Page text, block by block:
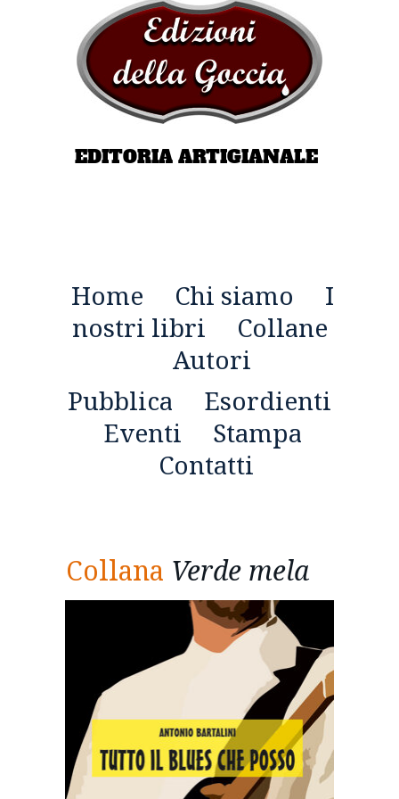
EDITORIA ARTIGIANALE
Home Chi siamo
I
nostri libri
Collane
Autori
Pubblica
Esordienti
Eventi
Stampa
Contatti
Collana Verde mela